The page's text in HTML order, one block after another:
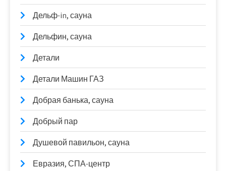
Дельф-in, сауна
Дельфин, сауна
Детали
Детали Машин ГАЗ
Добрая банька, сауна
Добрый пар
Душевой павильон, сауна
Евразия, СПА-центр